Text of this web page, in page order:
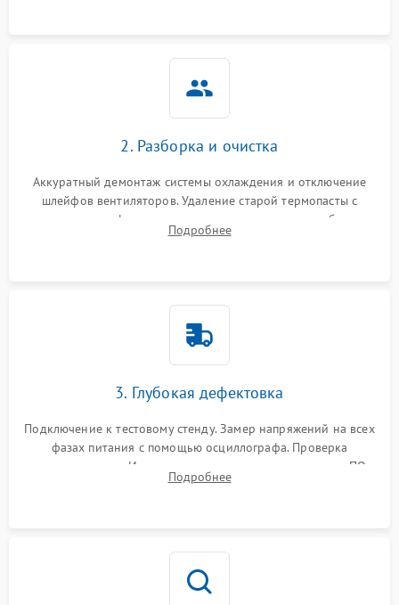
2. Разборка и очистка
Аккуратный демонтаж системы охлаждения и отключение
шлейфов вентиляторов. Удаление старой термопасты с
кристалла графического чипа и термопрокладок с банок
памяти и зоны VRM. Очистка платы от пыли и окислов.
Подробнее
3. Глубокая дефектовка
Подключение к тестовому стенду. Замер напряжений на всех
фазах питания с помощью осциллографа. Проверка
инициализации. Использование специализированного ПО
MATS
Подробнее